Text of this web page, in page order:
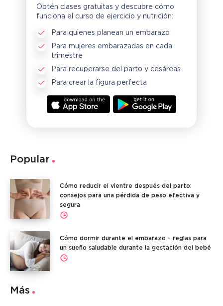
Obtén clases gratuitas y descubre cómo
funciona el curso de ejercicio y nutrición:
Para quienes planean un embarazo
Para mujeres embarazadas en cada
trimestre
Para recuperarse del parto y cesáreas
Para crear la figura perfecta
Popular
Cómo reducir el vientre después del parto:
consejos para una pérdida de peso efectiva y
segura
Cómo dormir durante el embarazo - reglas para
un sueño saludable durante la gestación del bebé
Más